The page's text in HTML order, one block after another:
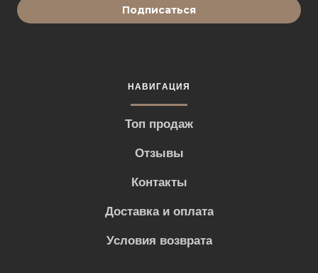
Подписаться
НАВИГАЦИЯ
Топ продаж
Отзывы
Контакты
Доставка и оплата
Условия возврата